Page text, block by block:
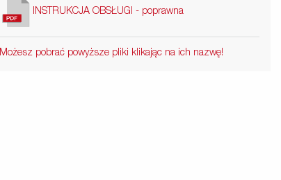
INSTRUKCJA OBSŁUGI - poprawna
Możesz pobrać powyższe pliki klikając na ich nazwę!